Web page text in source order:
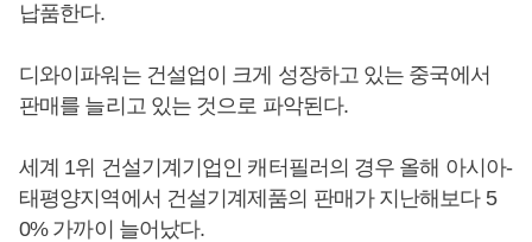
납품한다.
디와이파워는 건설업이 크게 성장하고 있는 중국에서
판매를 늘리고 있는 것으로 파악된다.
세계 1위 건설기계기업인 캐터필러의 경우 올해 아시아-
태평양지역에서 건설기계제품의 판매가 지난해보다 5
0% 가까이 늘어났다.